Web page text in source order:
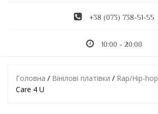
+38 (073) 738-51-55
10:00 - 20:00
Головна / Вінілові платівки / Rap/Hip-hop
Care 4 U